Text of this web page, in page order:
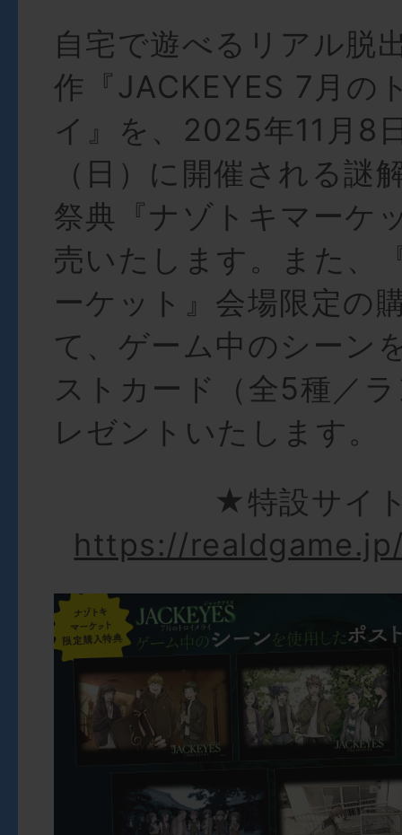
自宅で遊べるリアル脱
作『JACKEYES 7月の
イ』を、2025年11月8
（日）に開催される謎
祭典『ナゾトキマーケ
売いたします。また、
ーケット』会場限定の
て、ゲーム中のシーン
ストカード（全5種／
レゼントいたします。
★特設サイ
https://